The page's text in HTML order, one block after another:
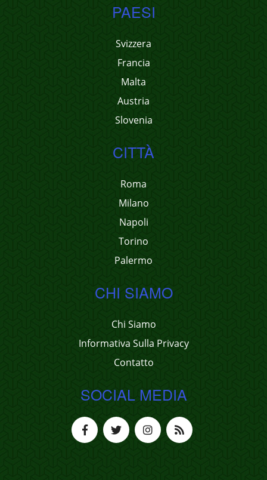
PAESI
Svizzera
Francia
Malta
Austria
Slovenia
CITTÀ
Roma
Milano
Napoli
Torino
Palermo
CHI SIAMO
Chi Siamo
Informativa Sulla Privacy
Contatto
SOCIAL MEDIA